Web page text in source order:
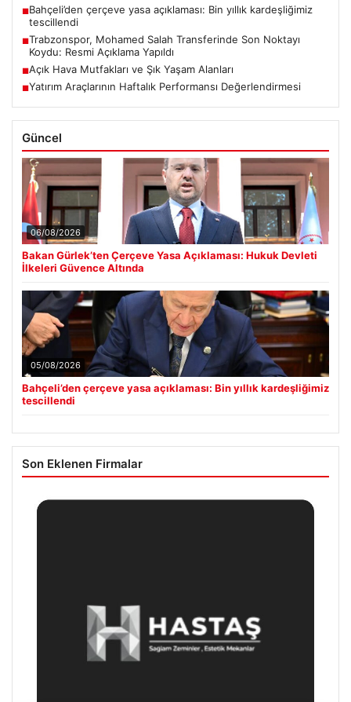
■Bahçeli’den çerçeve yasa açıklaması: Bin yıllık kardeşliğimiz
tescillendi
■Trabzonspor, Mohamed Salah Transferinde Son Noktayı
Koydu: Resmi Açıklama Yapıldı
■Açık Hava Mutfakları ve Şık Yaşam Alanları
■Yatırım Araçlarının Haftalık Performansı Değerlendirmesi
Güncel
06/08/2026
Bakan Gürlek’ten Çerçeve Yasa Açıklaması: Hukuk Devleti
İlkeleri Güvence Altında
05/08/2026
Bahçeli’den çerçeve yasa açıklaması: Bin yıllık kardeşliğimiz
tescillendi
Son Eklenen Firmalar